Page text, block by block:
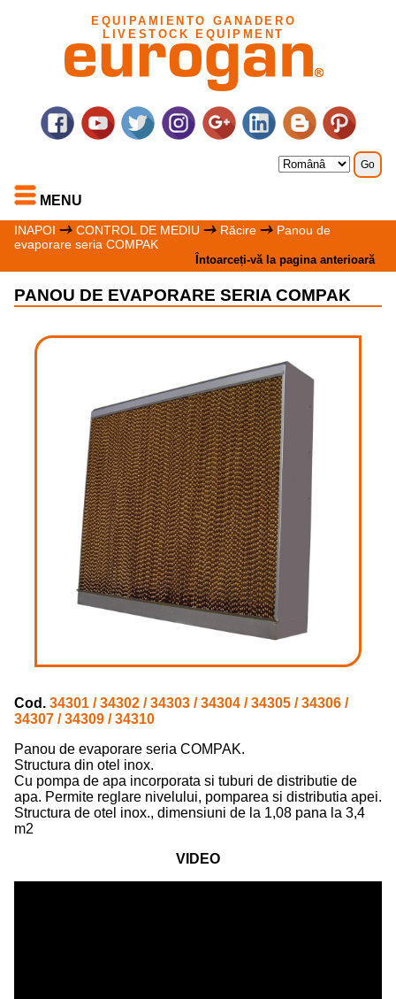
EQUIPAMIENTO GANADERO
LIVESTOCK EQUIPMENT
MENU
INAPOI CONTROL DE MEDIU Răcire
Panou de
evaporare seria COMPAK
Întoarceți-vă la pagina anterioară
PANOU DE EVAPORARE SERIA COMPAK
Cod. 34301 / 34302 / 34303 / 34304 / 34305 / 34306 /
34307 / 34309 / 34310
Panou de evaporare seria COMPAK.
Structura din otel inox.
Cu pompa de apa incorporata si tuburi de distributie de
apa. Permite reglare nivelului, pomparea si distributia apei.
Structura de otel inox., dimensiuni de la 1,08 pana la 3,4
m2
VIDEO